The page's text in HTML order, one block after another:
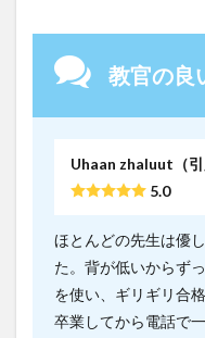
教官の良
Uhaan zhaluut（
5.0
ほとんどの先生は優
た。背が低いからず
を使い、ギリギリ合
卒業してから電話で